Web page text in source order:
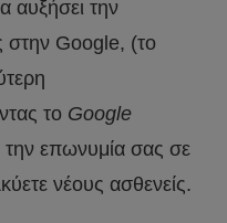
αυξήσει την
στην Google, (το
το Google
την επωνυμία σας σε
νέους ασθενείς.